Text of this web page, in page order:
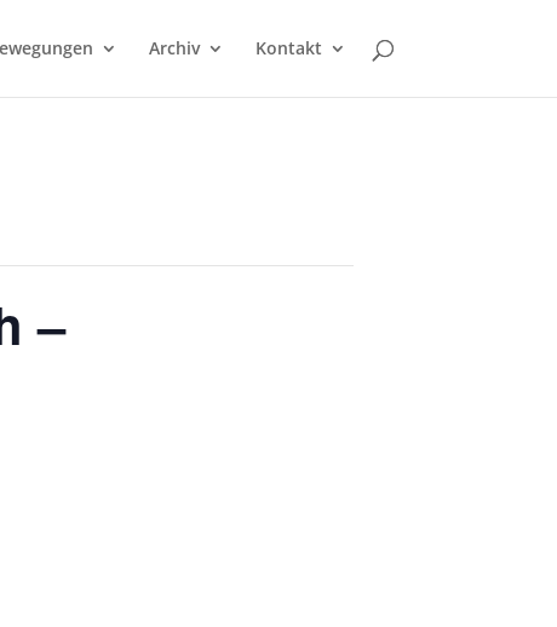
Archiv Kontakt
–